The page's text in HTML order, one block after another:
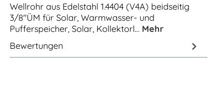
Wellrohr aus Edelstahl 1.4404 (V4A) beidseitig
3/8"ÜM für Solar, Warmwasser- und
Pufferspeicher, Solar, Kollektorl… Mehr
Bewertungen